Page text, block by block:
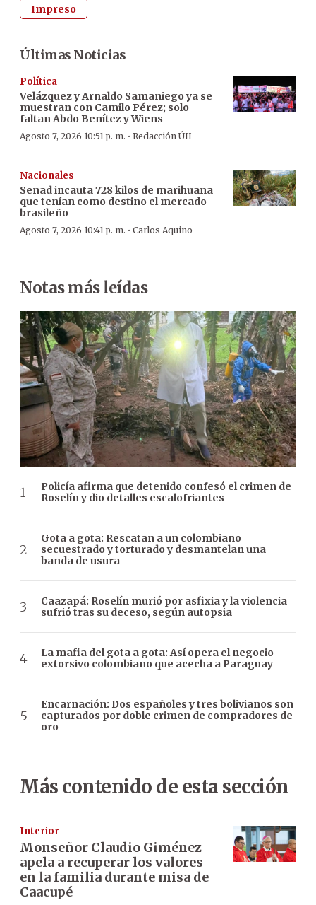
Impreso
Últimas Noticias
Política
Velázquez y Arnaldo Samaniego ya se
muestran con Camilo Pérez; solo
faltan Abdo Benítez y Wiens
Agosto 7, 2026 10:51 p. m. · Redacción ÚH
Nacionales
Senad incauta 728 kilos de marihuana
que tenían como destino el mercado
brasileño
Agosto 7, 2026 10:41 p. m. · Carlos Aquino
Notas más leídas
Policía afirma que detenido confesó el crimen de
Roselín y dio detalles escalofriantes
Gota a gota: Rescatan a un colombiano
secuestrado y torturado y desmantelan una
banda de usura
Caazapá: Roselín murió por asfixia y la violencia
sufrió tras su deceso, según autopsia
La mafia del gota a gota: Así opera el negocio
extorsivo colombiano que acecha a Paraguay
Encarnación: Dos españoles y tres bolivianos son
capturados por doble crimen de compradores de
oro
Más contenido de esta sección
Interior
Monseñor Claudio Giménez
apela a recuperar los valores
en la familia durante misa de
Caacupé